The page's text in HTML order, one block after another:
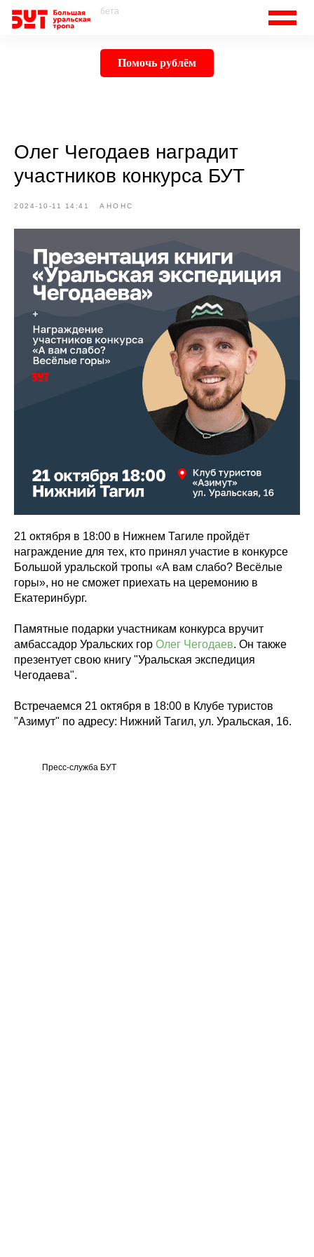
бета
Помочь рублём
Олег Чегодаев наградит
участников конкурса БУТ
2024-10-11 14:41 АНОНС
21 октября в 18:00 в Нижнем Тагиле пройдёт
награждение для тех, кто принял участие в конкурсе
Большой уральской тропы «А вам слабо? Весёлые
горы», но не сможет приехать на церемонию в
Екатеринбург.
Памятные подарки участникам конкурса вручит
амбассадор Уральских гор Олег Чегодаев. Он также
презентует свою книгу "Уральская экспедиция
Чегодаева".
Встречаемся 21 октября в 18:00 в Клубе туристов
"Азимут" по адресу: Нижний Тагил, ул. Уральская, 16.
Пресс-служба БУТ